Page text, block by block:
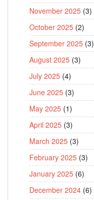
November 2025 (3)
October 2025 (2)
September 2025 (3)
August 2025 (3)
July 2025 (4)
June 2025 (3)
May 2025 (1)
April 2025 (3)
March 2025 (3)
February 2025 (3)
January 2025 (6)
December 2024 (6)